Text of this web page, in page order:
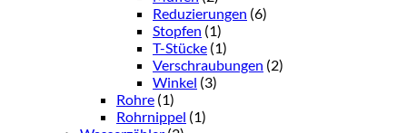
Reduzierungen (6)
Stopfen (1)
T-Stücke (1)
Verschraubungen (2)
Winkel (3)
Rohre (1)
Rohrnippel (1)